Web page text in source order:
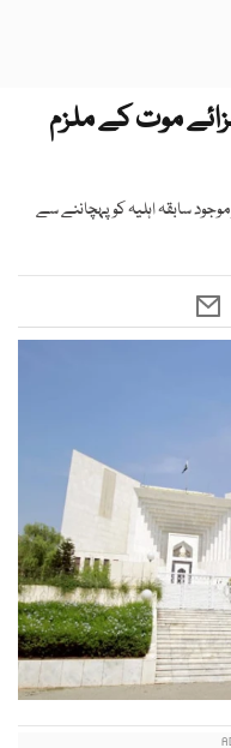
موت کے ملزم
سابقہ اہلیہ کو پہچاننے سے